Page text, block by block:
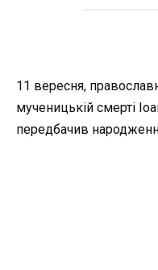
11 вересня,
мученицькій смерті
передбачив